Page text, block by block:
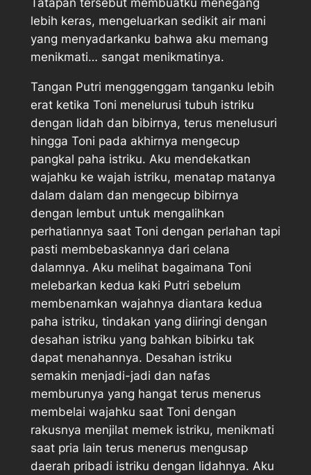
lebih keras, mengeluarkan sedikit air mani
yang menyadarkanku bahwa aku memang
menikmati… sangat menikmatinya.
Tangan Putri menggenggam tanganku lebih
erat ketika Toni menelurusi tubuh istriku
dengan lidah dan bibirnya, terus menelusuri
hingga Toni pada akhirnya mengecup
pangkal paha istriku. Aku mendekatkan
wajahku ke wajah istriku, menatap matanya
dalam dalam dan mengecup bibirnya
dengan lembut untuk mengalihkan
perhatiannya saat Toni dengan perlahan tapi
pasti membebaskannya dari celana
dalamnya. Aku melihat bagaimana Toni
melebarkan kedua kaki Putri sebelum
membenamkan wajahnya diantara kedua
paha istriku, tindakan yang diiringi dengan
desahan istriku yang bahkan bibirku tak
dapat menahannya. Desahan istriku
semakin menjadi-jadi dan nafas
memburunya yang hangat terus menerus
membelai wajahku saat Toni dengan
rakusnya menjilat memek istriku, menikmati
saat pria lain terus menerus mengusap
daerah pribadi istriku dengan lidahnya. Aku